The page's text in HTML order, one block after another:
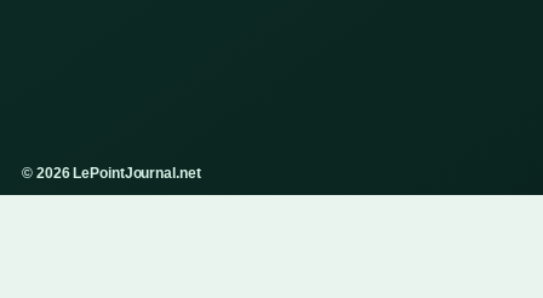
© 2026 LePointJournal.net